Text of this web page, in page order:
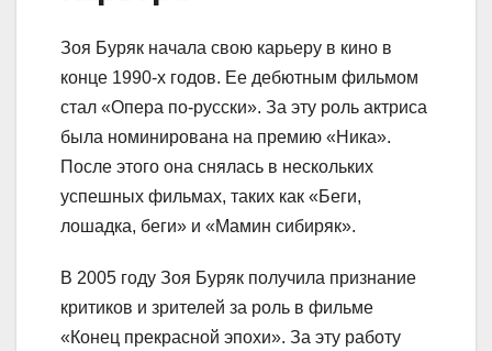
Зоя Буряк начала свою карьеру в кино в
конце 1990-х годов. Ее дебютным фильмом
стал «Опера по-русски». За эту роль актриса
была номинирована на премию «Ника».
После этого она снялась в нескольких
успешных фильмах, таких как «Беги,
лошадка, беги» и «Мамин сибиряк».
В 2005 году Зоя Буряк получила признание
критиков и зрителей за роль в фильме
«Конец прекрасной эпохи». За эту работу